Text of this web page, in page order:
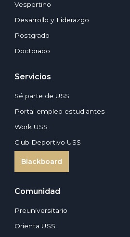
Vespertino
Desarrollo y Liderazgo
Postgrado
Doctorado
Servicios
Sé parte de USS
Portal empleo estudiantes
Work USS
Club Deportivo USS
Blackboard
Comunidad
Preuniversitario
Orienta USS